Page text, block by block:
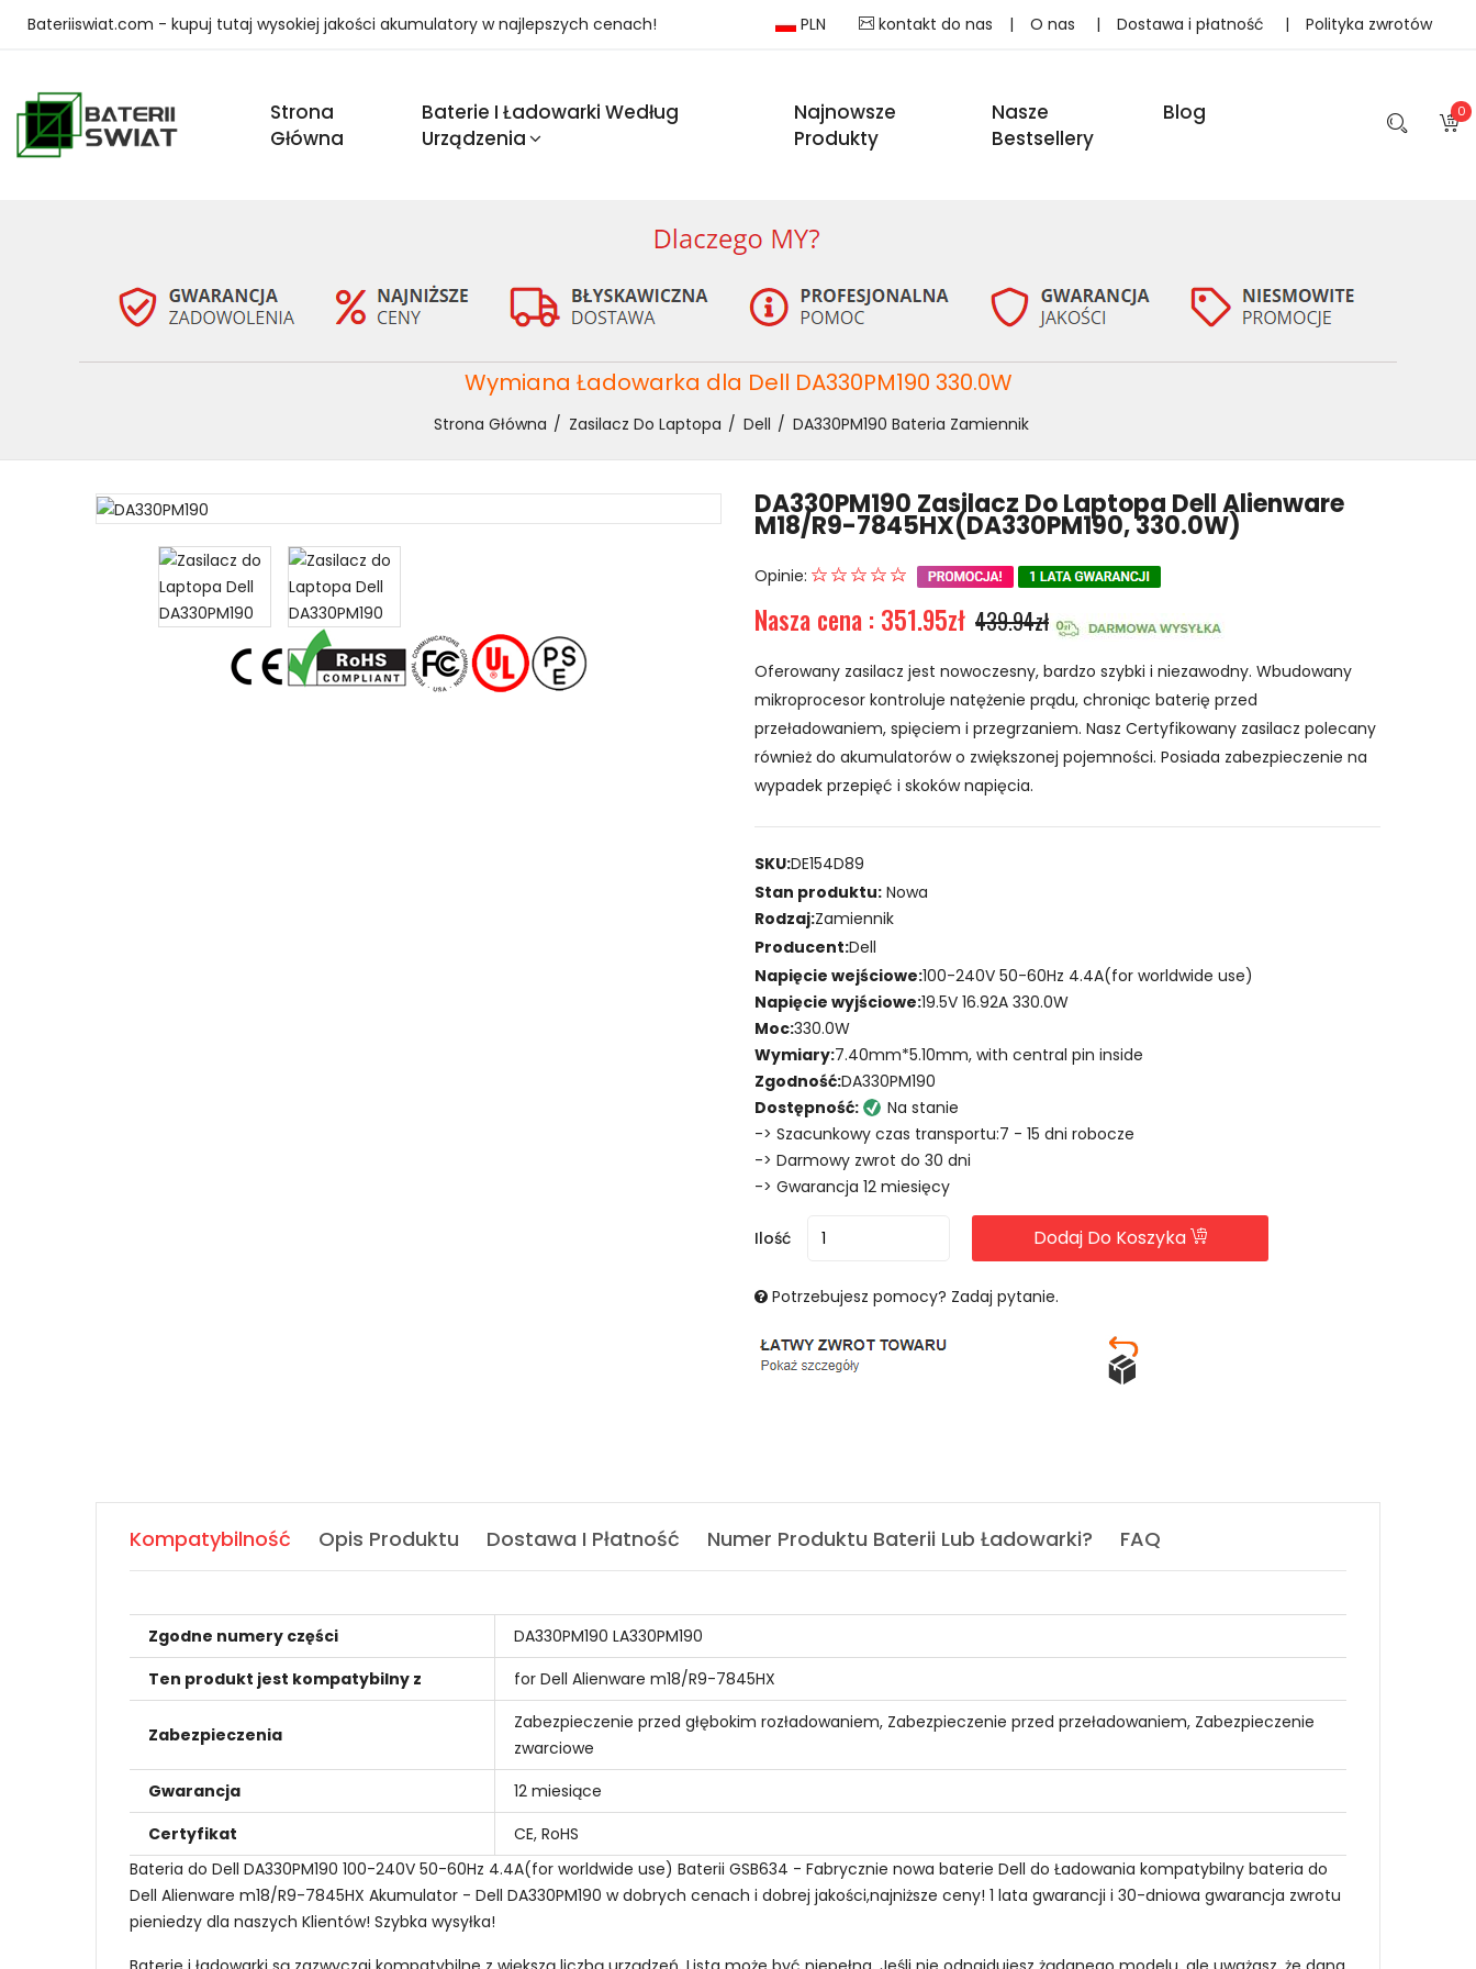
Bateriiswiat.com - kupuj tutaj wysokiej jakości akumulatory w najlepszych cenach! PLN kontakt do nas | O nas | Dostawa i płatność | Polityka zwrotów
Strona
Główna
Baterie I Ładowarki Według
Urządzenia
Najnowsze
Produkty
Nasze
Bestsellery
Blog 0
Wymiana Ładowarka dla Dell DA330PM190 330.0W
Strona Główna Zasilacz Do Laptopa Dell DA330PM190 Bateria Zamiennik
DA330PM190 Zasilacz Do Laptopa Dell Alienware
M18/R9-7845HX(DA330PM190, 330.0W)
Opinie:
Nasza cena : 351.95zł 439.94zł
Oferowany zasilacz jest nowoczesny, bardzo szybki i niezawodny. Wbudowany
mikroprocesor kontroluje natężenie prądu, chroniąc baterię przed
przeładowaniem, spięciem i przegrzaniem. Nasz Certyfikowany zasilacz polecany
również do akumulatorów o zwiększonej pojemności. Posiada zabezpieczenie na
wypadek przepięć i skoków napięcia.
SKU:DE154D89
Stan produktu: Nowa
Rodzaj:Zamiennik
Producent:Dell
Napięcie wejściowe:100-240V 50-60Hz 4.4A(for worldwide use)
Napięcie wyjściowe:19.5V 16.92A 330.0W
Moc:330.0W
Wymiary:7.40mm*5.10mm, with central pin inside
Zgodność:DA330PM190
Dostępność:
Na stanie
-> Szacunkowy czas transportu:7 - 15 dni robocze
-> Darmowy zwrot do 30 dni
-> Gwarancja 12 miesięcy
Ilość Dodaj Do Koszyka
Potrzebujesz pomocy? Zadaj pytanie.
Kompatybilność Opis Produktu Dostawa I Płatność Numer Produktu Baterii Lub Ładowarki? FAQ
Zgodne numery części
DA330PM190 LA330PM190
Ten produkt jest kompatybilny z
for Dell Alienware m18/R9-7845HX
Zabezpieczenia
Zabezpieczenie przed głębokim rozładowaniem, Zabezpieczenie przed przeładowaniem, Zabezpieczenie
zwarciowe
Gwarancja
12 miesiące
Certyfikat
CE, RoHS
Bateria do Dell DA330PM190 100-240V 50-60Hz 4.4A(for worldwide use) Baterii GSB634 - Fabrycznie nowa baterie Dell do Ładowania kompatybilny bateria do
Dell Alienware m18/R9-7845HX Akumulator - Dell DA330PM190 w dobrych cenach i dobrej jakości,najniższe ceny! 1 lata gwarancji i 30-dniowa gwarancja zwrotu
pieniedzy dla naszych Klientów! Szybka wysyłka!